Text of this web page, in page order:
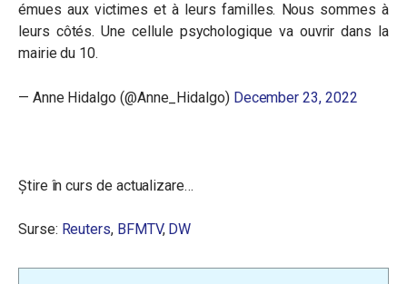
émues aux victimes et à leurs familles. Nous sommes à
leurs côtés. Une cellule psychologique va ouvrir dans la
mairie du 10.
— Anne Hidalgo (@Anne_Hidalgo) December 23, 2022
Știre în curs de actualizare…
Surse: Reuters, BFMTV, DW